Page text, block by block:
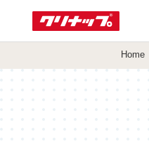
Home